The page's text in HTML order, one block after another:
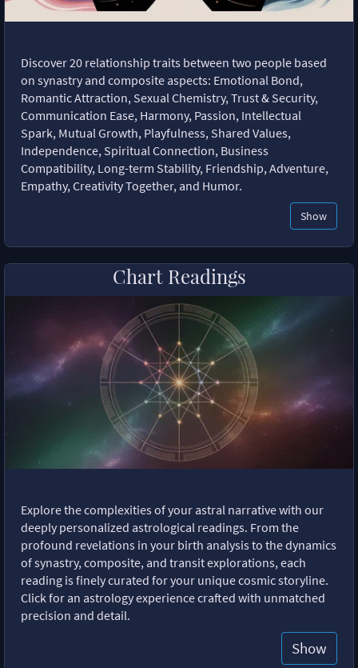
Discover 20 relationship traits between two people based
on synastry and composite aspects: Emotional Bond,
Romantic Attraction, Sexual Chemistry, Trust & Security,
Communication Ease, Harmony, Passion, Intellectual
Spark, Mutual Growth, Playfulness, Shared Values,
Independence, Spiritual Connection, Business
Compatibility, Long-term Stability, Friendship, Adventure,
Empathy, Creativity Together, and Humor.
Show
Chart Readings
Explore the complexities of your astral narrative with our
deeply personalized astrological readings. From the
profound revelations in your birth analysis to the dynamics
of synastry, composite, and transit explorations, each
reading is finely curated for your unique cosmic storyline.
Click for an astrology experience crafted with unmatched
precision and detail.
Show